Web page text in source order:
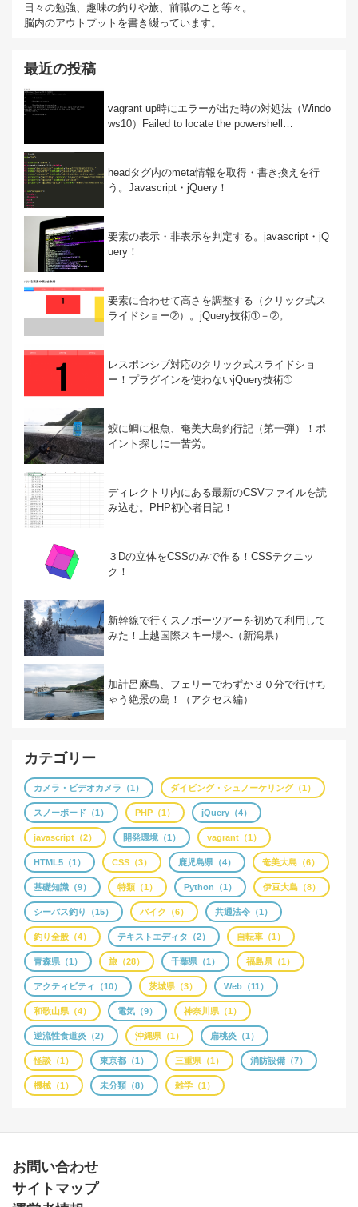
日々の勉強、趣味の釣りや旅、前職のこと等々。
脳内のアウトプットを書き綴っています。
最近の投稿
vagrant up時にエラーが出た時の対処法（Windo
ws10）Failed to locate the powershell…
headタグ内のmeta情報を取得・書き換えを行
う。Javascript・jQuery！
要素の表示・非表示を判定する。javascript・jQ
uery！
要素に合わせて高さを調整する（クリック式ス
ライドショー➁）。jQuery技術➀－➁。
レスポンシブ対応のクリック式スライドショ
ー！プラグインを使わないjQuery技術➀
鮫に鯛に根魚、奄美大島釣行記（第一弾）！ポ
イント探しに一苦労。
ディレクトリ内にある最新のCSVファイルを読
み込む。PHP初心者日記！
３Dの立体をCSSのみで作る！CSSテクニッ
ク！
新幹線で行くスノボーツアーを初めて利用して
みた！上越国際スキー場へ（新潟県）
加計呂麻島、フェリーでわずか３０分で行けち
ゃう絶景の島！（アクセス編）
カテゴリー
カメラ・ビデオカメラ（1） ダイビング・シュノーケリング（1）
スノーボード（1） PHP（1） jQuery（4）
javascript（2） 開発環境（1） vagrant（1）
HTML5（1） CSS（3） 鹿児島県（4） 奄美大島（6）
基礎知識（9） 特類（1） Python（1） 伊豆大島（8）
シーバス釣り（15） バイク（6） 共通法令（1）
釣り全般（4） テキストエディタ（2） 自転車（1）
青森県（1） 旅（28） 千葉県（1） 福島県（1）
アクティビティ（10） 茨城県（3） Web（11）
和歌山県（4） 電気（9） 神奈川県（1）
逆流性食道炎（2） 沖縄県（1） 扁桃炎（1）
怪談（1） 東京都（1） 三重県（1） 消防設備（7）
機械（1） 未分類（8） 雑学（1）
お問い合わせ
サイトマップ